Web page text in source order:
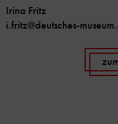
Irina Fritz
i.fritz@deutsches-